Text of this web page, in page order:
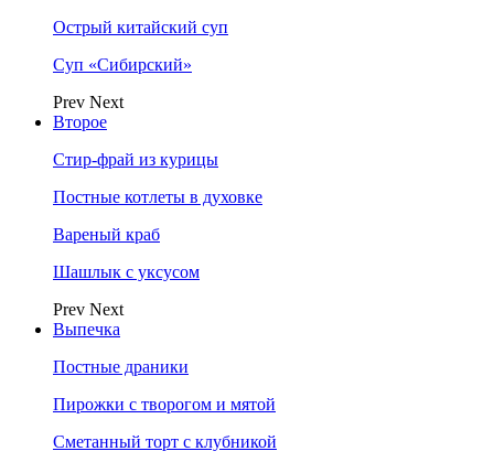
Острый китайский суп
Суп «Сибирский»
Prev Next
Второе
Стир-фрай из курицы
Постные котлеты в духовке
Вареный краб
Шашлык с уксусом
Prev Next
Выпечка
Постные драники
Пирожки с творогом и мятой
Сметанный торт с клубникой